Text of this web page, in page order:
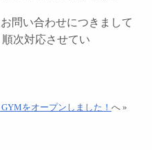
問い合わせにつきまして
次対応させてい
をオープンしました！ へ »